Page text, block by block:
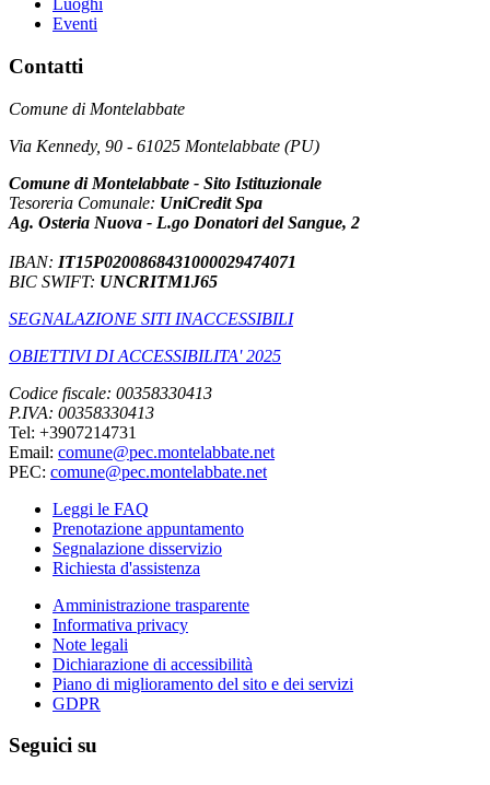
Luoghi
Eventi
Contatti
Comune di Montelabbate
Via Kennedy, 90 - 61025 Montelabbate (PU)
Comune di Montelabbate - Sito Istituzionale
Tesoreria Comunale: UniCredit Spa
Ag. Osteria Nuova - L.go Donatori del Sangue, 2
IBAN: IT15P0200868431000029474071
BIC SWIFT: UNCRITM1J65
SEGNALAZIONE SITI INACCESSIBILI
OBIETTIVI DI ACCESSIBILITA' 2025
Codice fiscale: 00358330413
P.IVA: 00358330413
Tel: +3907214731
Email: comune@pec.montelabbate.net
PEC: comune@pec.montelabbate.net
Leggi le FAQ
Prenotazione appuntamento
Segnalazione disservizio
Richiesta d'assistenza
Amministrazione trasparente
Informativa privacy
Note legali
Dichiarazione di accessibilità
Piano di miglioramento del sito e dei servizi
GDPR
Seguici su